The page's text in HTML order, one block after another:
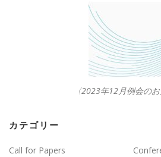
〈2023年12月例会のお
カテゴリー
Call for Papers